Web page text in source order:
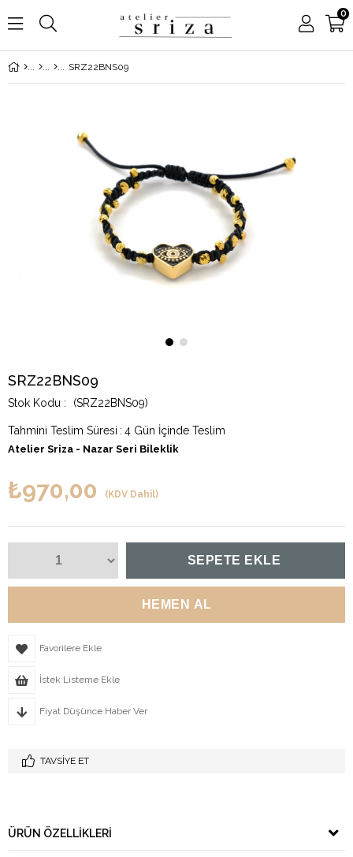
0
SRZ22BNS09
SRZ22BNS09
(SRZ22BNS09)
Tahmini Teslim Süresi : 4 Gün İçinde Teslim
Atelier Sriza - Nazar Seri Bileklik
₺970,00 (KDV Dahil)
Favorilere Ekle
İstek Listeme Ekle
Fiyat Düşünce Haber Ver
TAVSIYE ET
ÜRÜN ÖZELLIKLERI